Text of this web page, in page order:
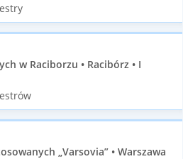
w Raciborzu • Racibórz • I
„Varsovia” • Warszawa